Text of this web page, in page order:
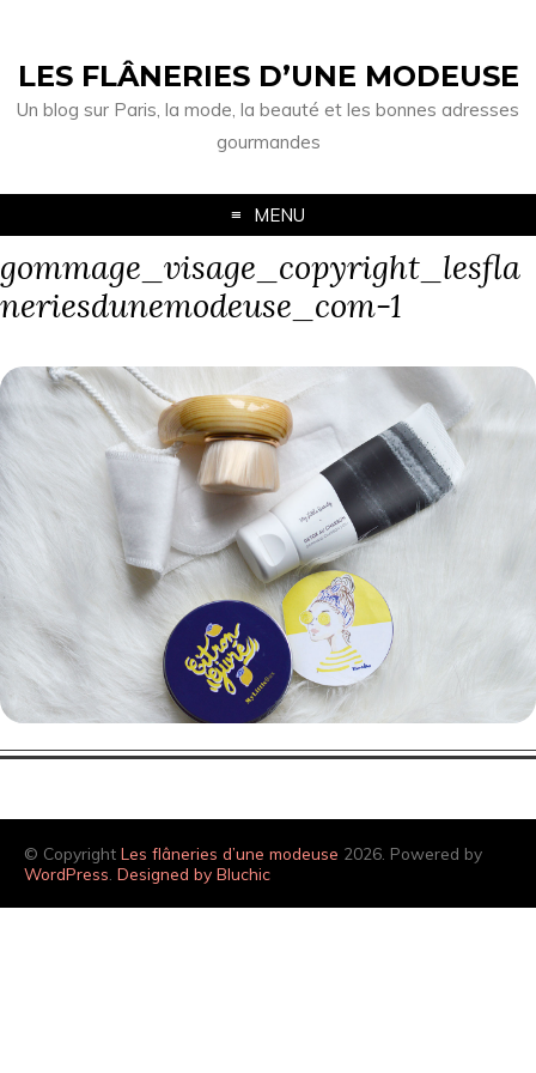
LES FLÂNERIES D’UNE MODEUSE
Un blog sur Paris, la mode, la beauté et les bonnes adresses
gourmandes
MENU
gommage_visage_copyright_lesfla
neriesdunemodeuse_com-1
© Copyright Les flâneries d’une modeuse 2026. Powered by
WordPress Designed by Bluchic